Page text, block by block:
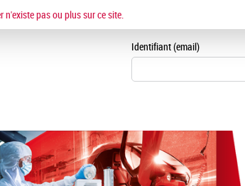
Identifiant (email)
n'existe pas ou plus sur ce site.